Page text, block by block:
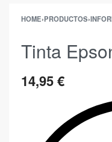
HOME›PRODUCTOS›
Tinta
14,95€